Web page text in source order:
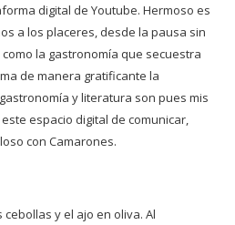
digital de Youtube. Hermoso es
a los placeres, desde la pausa sin
la gastronomía que secuestra
de manera gratificante la
y literatura son pues mis
espacio digital de comunicar,
con Camarones.
y el ajo en oliva. Al